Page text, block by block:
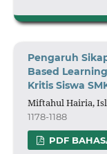
Pengaruh
Based
Kritis Siswa
Miftahul Hairia,
1178-1188
PDF